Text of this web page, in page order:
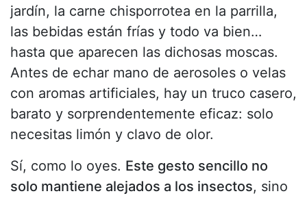
jardín, la carne chisporrotea en la parrilla,
las bebidas están frías y todo va bien…
hasta que aparecen las dichosas moscas.
Antes de echar mano de aerosoles o velas
con aromas artificiales, hay un truco casero,
barato y sorprendentemente eficaz: solo
necesitas limón y clavo de olor.
Sí, como lo oyes. Este gesto sencillo no
solo mantiene alejados a los insectos, sino